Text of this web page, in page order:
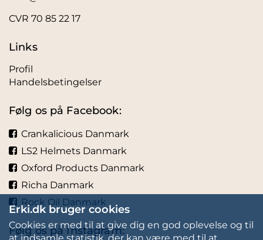
CVR 70 85 22 17
Links
Profil
Handelsbetingelser
Følg os på Facebook:
Crankalicious Danmark
LS2 Helmets Danmark
Oxford Products Danmark
Richa Danmark
Rock Oil Danmark
Følg os på Instagram:
Erki.dk bruger cookies
Cookies er med til at give dig en god oplevelse og til